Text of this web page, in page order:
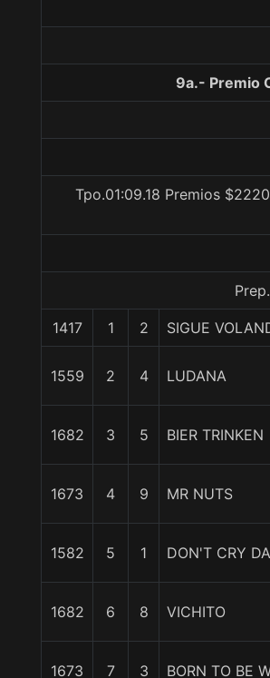
9a.- Premio
Tpo.01:09.18 Premios
1417 1 2 SIGUE
1559 2 4 LUDANA
1682 3 5 BIER TRINKEN
1673 4 9 MR NUTS
1582 5 1 DON'T CRY
1682 6 8 VICHITO
1673 7 3 BORN TO BE